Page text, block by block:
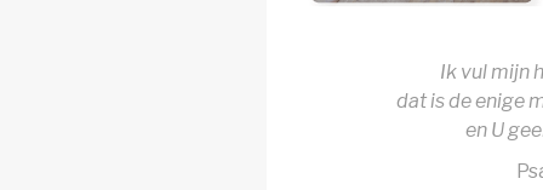
Ik vul mijn
dat is de enige
en U